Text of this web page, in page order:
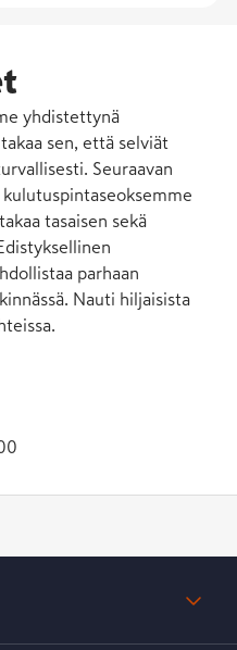
yhdistettynä
sen, että selviät
Seuraavan
tasaisen sekä
parhaan
Nauti hiljaisista